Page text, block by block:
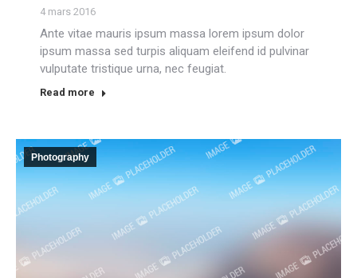
4 mars 2016
Ante vitae mauris ipsum massa lorem ipsum dolor
ipsum massa sed turpis aliquam eleifend id pulvinar
vulputate tristique urna, nec feugiat.
Read more
Photography